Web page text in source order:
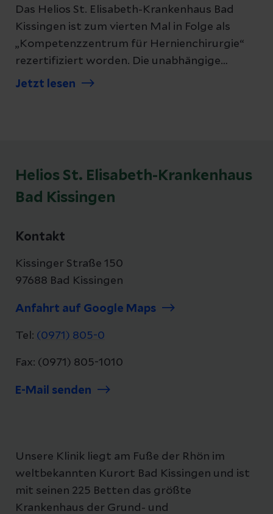
Das Helios St. Elisabeth-Krankenhaus Bad
Kissingen ist zum vierten Mal in Folge als
„Kompetenzzentrum für Hernienchirurgie“
rezertifiziert worden. Die unabhängige
Prüfung der Deutschen Gesellschaft für
Jetzt lesen
Helios St. Elisabeth-Krankenhaus
Bad Kissingen
Kontakt
Kissinger Straße 150
97688 Bad Kissingen
Anfahrt auf Google Maps
Tel: (0971) 805-0
Fax: (0971) 805-1010
E-Mail senden
Unsere Klinik liegt am Fuße der Rhön im
weltbekannten Kurort Bad Kissingen und ist
mit seinen 225 Betten das größte
Krankenhaus der Grund- und